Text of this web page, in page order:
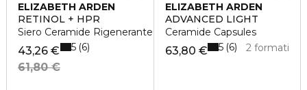
ELIZABETH ARDEN
RETINOL + HPR
Siero Ceramide Rigenerante della Pelle in Capsule
43,26 €
61,80 €
5 6
ELIZABETH ARDEN
ADVANCED LIGHT
Ceramide Capsules
63,80 € 2 formati
5 6